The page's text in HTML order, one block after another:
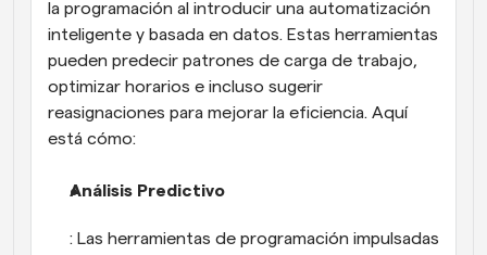
la programación al introducir una automatización
inteligente y basada en datos. Estas herramientas
pueden predecir patrones de carga de trabajo,
optimizar horarios e incluso sugerir
reasignaciones para mejorar la eficiencia. Aquí
está cómo:
Análisis Predictivo
: Las herramientas de programación impulsadas